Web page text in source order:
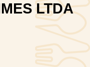
LTDA